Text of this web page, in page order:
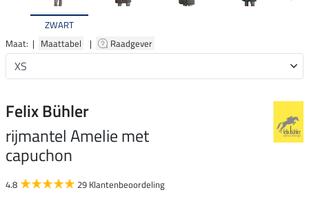
ZWART
Maat: | Maattabel | Raadgever
Felix Bühler
rijmantel Amelie met
capuchon
4.8 29 Klantenbeoordeling